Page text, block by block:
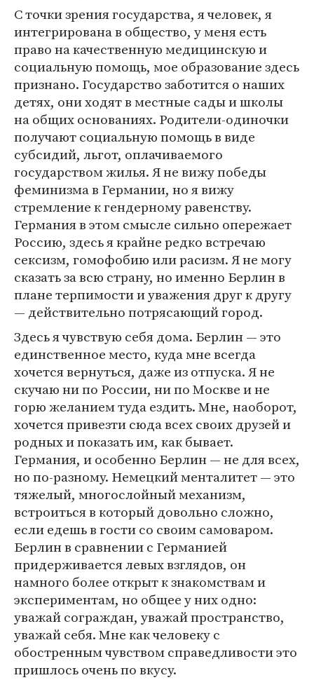
С точки зрения государства, я человек, я
интегрирована в общество, у меня есть
право на качественную медицинскую и
социальную помощь, мое образование здесь
признано. Государство заботится о наших
детях, они ходят в местные сады и школы
на общих основаниях. Родители-одиночки
получают социальную помощь в виде
субсидий, льгот, оплачиваемого
государством жилья. Я не вижу победы
феминизма в Германии, но я вижу
стремление к гендерному равенству.
Германия в этом смысле сильно опережает
Россию, здесь я крайне редко встречаю
сексизм, гомофобию или расизм. Я не могу
сказать за всю страну, но именно Берлин в
плане терпимости и уважения друг к другу
— действительно потрясающий город.
Здесь я чувствую себя дома. Берлин — это
единственное место, куда мне всегда
хочется вернуться, даже из отпуска. Я не
скучаю ни по России, ни по Москве и не
горю желанием туда ездить. Мне, наоборот,
хочется привезти сюда всех своих друзей и
родных и показать им, как бывает.
Германия, и особенно Берлин — не для всех,
но по-разному. Немецкий менталитет — это
тяжелый, многослойный механизм,
встроиться в который довольно сложно,
если едешь в гости со своим самоваром.
Берлин в сравнении с Германией
придерживается левых взглядов, он
намного более открыт к знакомствам и
экспериментам, но общее у них одно:
уважай сограждан, уважай пространство,
уважай себя. Мне как человеку с
обостренным чувством справедливости это
пришлось очень по вкусу.